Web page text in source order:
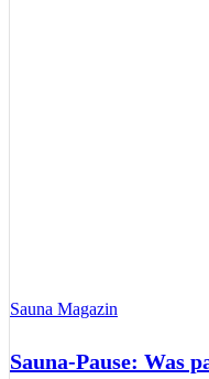
Sauna Magazin
Sauna-Pause: Was